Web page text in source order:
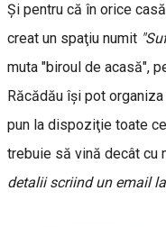
Şi pentru că în orice
creat un spaţiu numit
muta "biroul de acasă",
Răcădău îşi pot
pun la dispoziţie toate
trebuie să vină decât cu
detalii scriind un email